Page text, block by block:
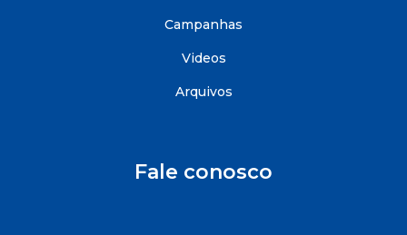
Campanhas
Videos
Arquivos
Fale conosco